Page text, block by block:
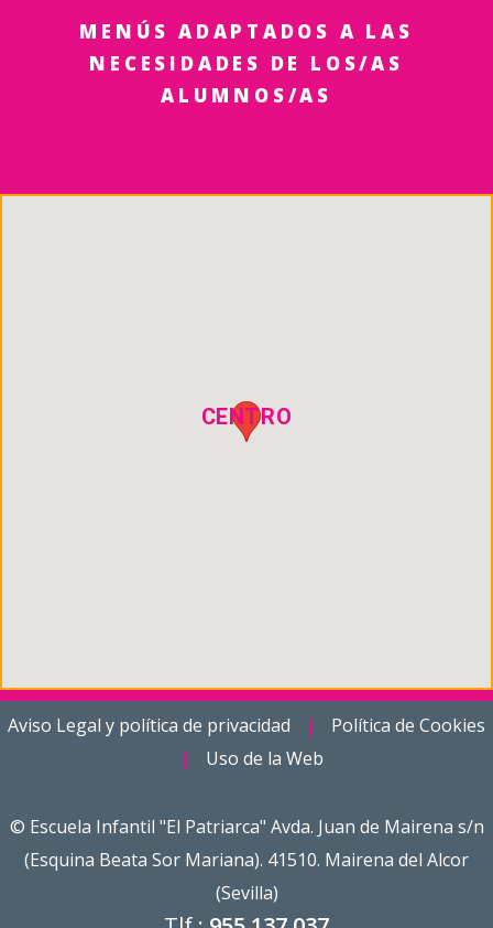
MENÚS ADAPTADOS A LAS
NECESIDADES DE LOS/AS
ALUMNOS/AS
CENTRO
Aviso Legal y política de privacidad |
Política de Cookies
|
Uso de la Web
© Escuela Infantil "El Patriarca" Avda. Juan de Mairena s/n
(Esquina Beata Sor Mariana). 41510. Mairena del Alcor
(Sevilla)